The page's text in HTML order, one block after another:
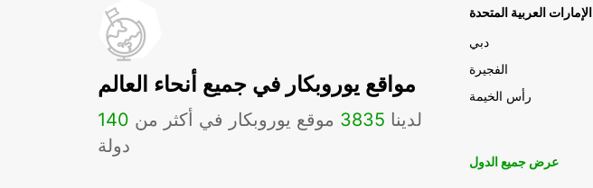
مواقع يوروبكار في جميع أنحاء العالم
لدينا 3835 موقع يوروبكار في أكثر من 140
دولة
الإمارات العربية المتحدة
دبي
الفجيرة
رأس الخيمة
عرض جميع الدول